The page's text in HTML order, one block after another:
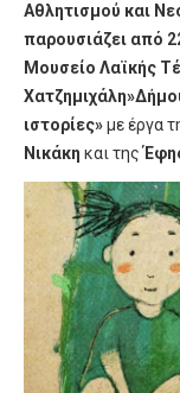
Αθλητισμού και
παρουσιάζει από
Μουσείο Λαϊκής
Χατζημιχάλη»
ιστορίες»με έργα
Νικάκη και της